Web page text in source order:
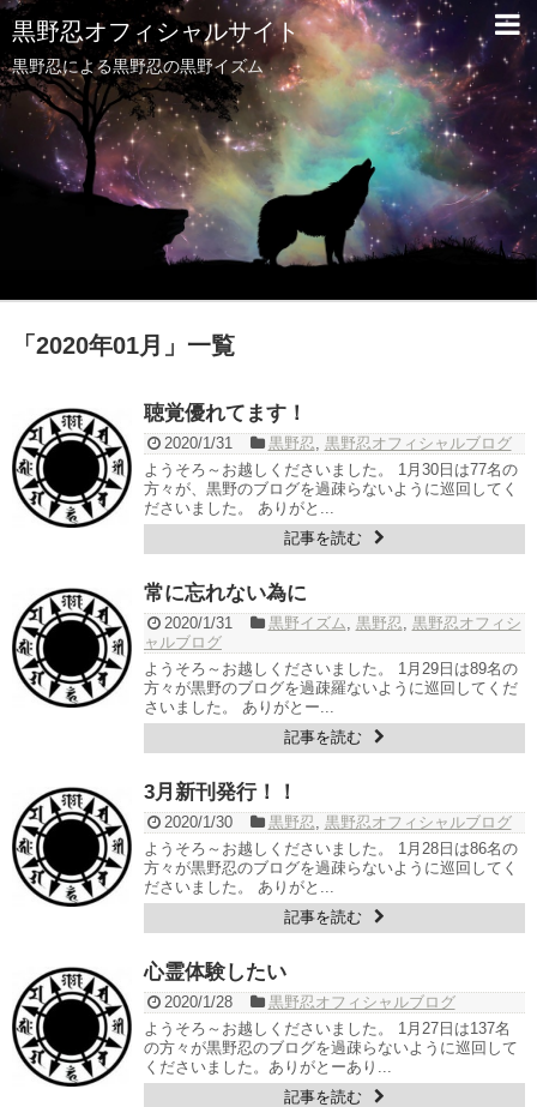
黒野忍オフィシャルサイト
黒野忍による黒野忍の黒野イズム
「 2020年01月 」 一覧
聴覚優れてます！
2020/1/31 黒野忍 黒野忍オフィシャルブログ
ようそろ～お越しくださいました。 1月30日は77名の
方々が、黒野のブログを過疎らないように巡回してく
ださいました。 ありがと...
記事を読む
常に忘れない為に
2020/1/31 黒野イズム 黒野忍 黒野忍オフィシ
ャルブログ
ようそろ～お越しくださいました。 1月29日は89名の
方々が黒野のブログを過疎羅ないように巡回してくだ
さいました。 ありがとー...
記事を読む
3月新刊発行！！
2020/1/30 黒野忍 黒野忍オフィシャルブログ
ようそろ～お越しくださいました。 1月28日は86名の
方々が黒野忍のブログを過疎らないように巡回してく
ださいました。 ありがと...
記事を読む
心霊体験したい
2020/1/28
黒野忍オフィシャルブログ
ようそろ～お越しくださいました。 1月27日は137名
の方々が黒野忍のブログを過疎らないように巡回して
くださいました。ありがとーあり...
記事を読む